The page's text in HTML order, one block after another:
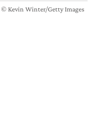
Kevin Winter/Getty Images